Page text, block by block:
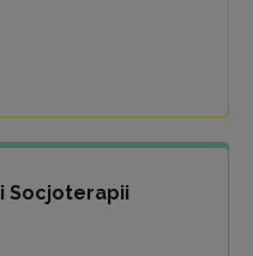
Socjoterapii